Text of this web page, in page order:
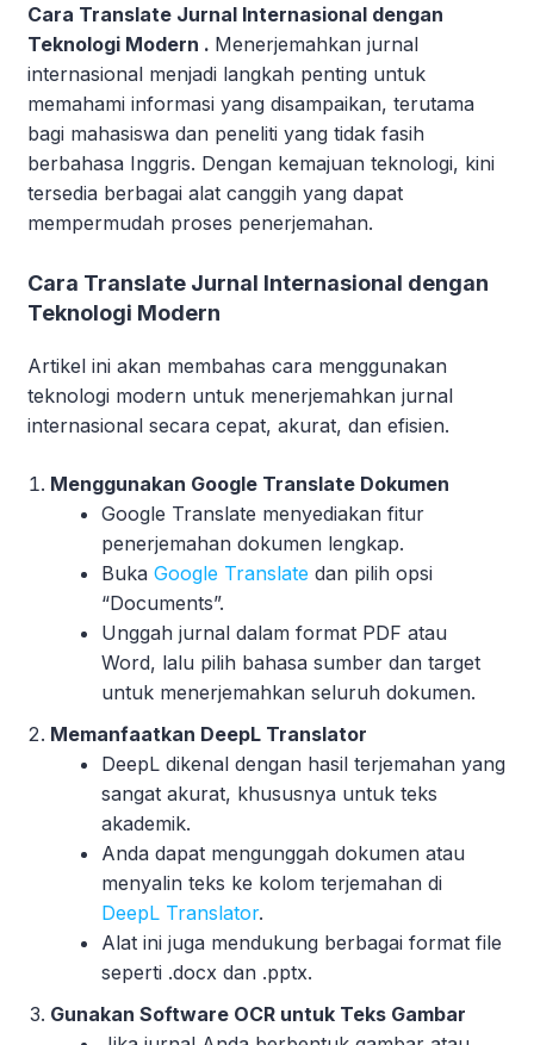
Cara Translate Jurnal Internasional dengan
Teknologi Modern . Menerjemahkan jurnal
internasional menjadi langkah penting untuk
memahami informasi yang disampaikan, terutama
bagi mahasiswa dan peneliti yang tidak fasih
berbahasa Inggris. Dengan kemajuan teknologi, kini
tersedia berbagai alat canggih yang dapat
mempermudah proses penerjemahan.
Cara Translate Jurnal Internasional dengan
Teknologi Modern
Artikel ini akan membahas cara menggunakan
teknologi modern untuk menerjemahkan jurnal
internasional secara cepat, akurat, dan efisien.
Menggunakan Google Translate Dokumen
Google Translate menyediakan fitur
penerjemahan dokumen lengkap.
BukaGoogle Translate dan pilih opsi
“Documents”.
Unggah jurnal dalam format PDF atau
Word, lalu pilih bahasa sumber dan target
untuk menerjemahkan seluruh dokumen.
Memanfaatkan DeepL Translator
DeepL dikenal dengan hasil terjemahan yang
sangat akurat, khususnya untuk teks
akademik.
Anda dapat mengunggah dokumen atau
menyalin teks ke kolom terjemahan di
DeepL Translator.
Alat ini juga mendukung berbagai format file
seperti .docx dan .pptx.
Gunakan Software OCR untuk Teks Gambar